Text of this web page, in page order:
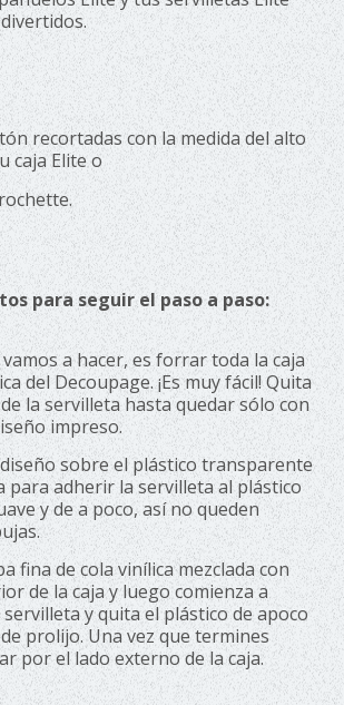
recortadas con la medida del alto
caja Elite o
para seguir el paso a paso:
a hacer, es forrar toda la caja
del Decoupage. ¡Es muy fácil! Quita
la servilleta hasta quedar sólo con
impreso.
sobre el plástico transparente
para adherir la servilleta al plástico
y de a poco, así no queden
fina de cola vinílica mezclada con
de la caja y luego comienza a
y quita el plástico de apoco
prolijo. Una vez que termines
por el lado externo de la caja.